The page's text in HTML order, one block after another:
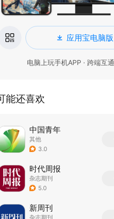
应用宝电脑版
电脑上玩手机APP · 跨端互通
能还喜欢
中国青年
其他
3.0
时代周报
杂志期刊
5.0
新周刊
杂志期刊